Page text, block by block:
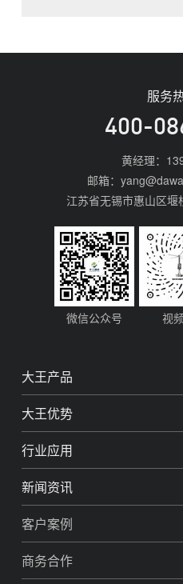
核心基础
传统多台
2026年主
1800㎡以
服务
400-
黄经理：
邮箱：
江苏省无锡市惠山区
微信公众号 视
大王产品
大王优势
行业应用
新闻资讯
客户案例
商务合作